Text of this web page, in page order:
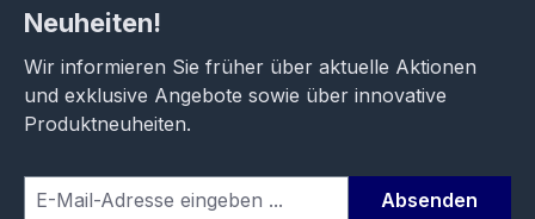
Neuheiten!
Wir informieren Sie früher über aktuelle Aktionen
und exklusive Angebote sowie über innovative
Produktneuheiten.
Absenden